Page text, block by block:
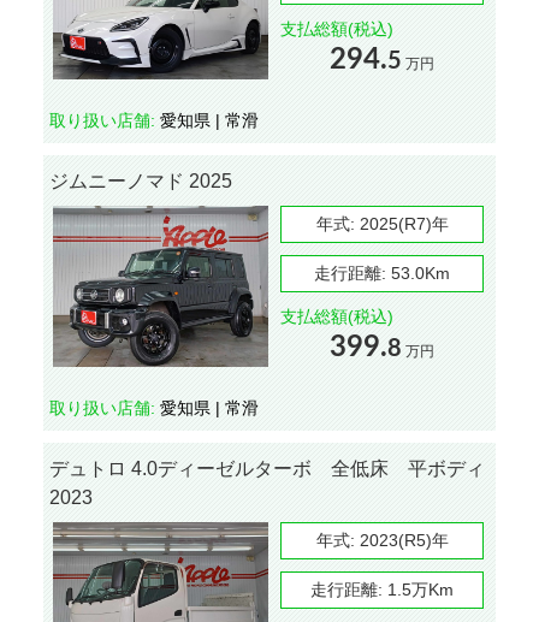
支払総額(税込)
294.5 万円
取り扱い店舗: 愛知県 | 常滑
ジムニーノマド 2025
年式: 2025(R7)年
走行距離: 53.0Km
支払総額(税込)
399.8 万円
取り扱い店舗: 愛知県 | 常滑
デュトロ 4.0ディーゼルターボ 全低床 平ボディ
2023
年式: 2023(R5)年
走行距離: 1.5万Km